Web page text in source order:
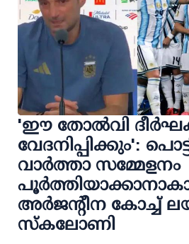
'ഈ തോല്‍വി
വേദനിപ്പിക്കും':
വാര്‍ത്താ സമ്മേളനം
അര്‍ജന്റീന കോച്ച്
സ്‌കലോണി